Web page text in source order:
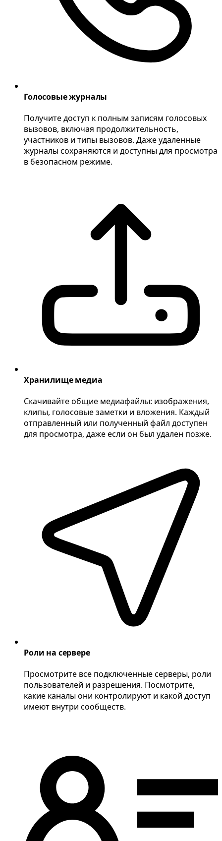
Голосовые журналы
Получите доступ к полным записям голосовых
вызовов, включая продолжительность,
участников и типы вызовов. Даже удаленные
журналы сохраняются и доступны для просмотра
в безопасном режиме.
Хранилище медиа
Скачивайте общие медиафайлы: изображения,
клипы, голосовые заметки и вложения. Каждый
отправленный или полученный файл доступен
для просмотра, даже если он был удален позже.
Роли на сервере
Просмотрите все подключенные серверы, роли
пользователей и разрешения. Посмотрите,
какие каналы они контролируют и какой доступ
имеют внутри сообществ.